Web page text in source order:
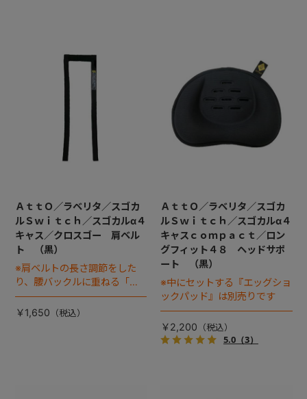
ＡｔｔＯ／ラベリタ／スゴカ
ルＳｗｉｔｃｈ／スゴカルα４
キャス／クロスゴー 肩ベル
ト （黒）
※肩ベルトの長さ調節をした
り、腰バックルに重ねる「肩
バックル」は別売りです
￥1,650
ＡｔｔＯ／ラベリタ／スゴカ
ルＳｗｉｔｃｈ／スゴカルα４
キャスｃｏｍｐａｃｔ／ロン
グフィット４８ ヘッドサポ
ート （黒）
※中にセットする『エッグショ
ックパッド』は別売りです
￥2,200
5.0（3）